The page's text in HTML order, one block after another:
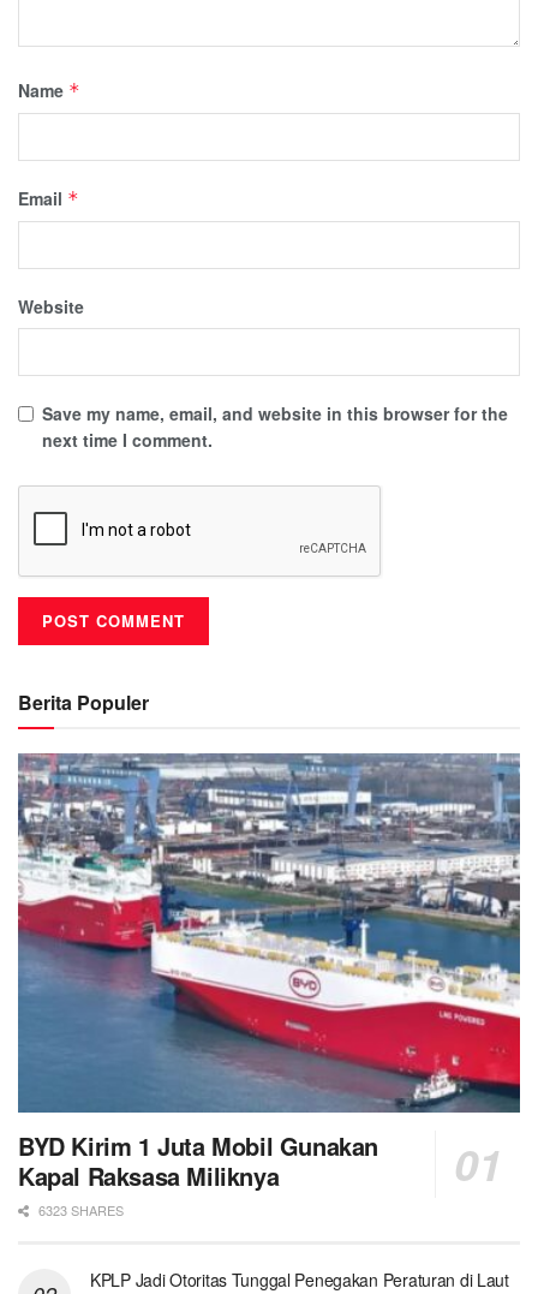
Name *
Email *
Website
Save my name, email, and website in this browser for the
next time I comment.
Berita Populer
BYD Kirim 1 Juta Mobil Gunakan
Kapal Raksasa Miliknya
6323 SHARES
KPLP Jadi Otoritas Tunggal Penegakan Peraturan di Laut